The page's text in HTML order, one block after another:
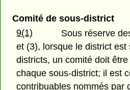
Comité de sous-district
9(1)
Sous réserve
et (3), lorsque le district
districts, un comité doit
chaque sous-district; il est
contribuables nommés par